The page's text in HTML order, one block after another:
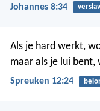
Johannes 8:34
Als je hard werkt,
maar als je lui bent,
Spreuken 12:24